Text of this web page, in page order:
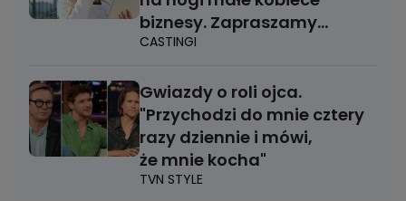
biznesy. Zapraszamy
na casting!
CASTINGI
Gwiazdy o roli ojca.
"Przychodzi do mnie cztery
razy dziennie i mówi,
że mnie kocha"
TVN STYLE